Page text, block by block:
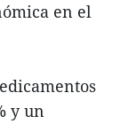
en el
y un